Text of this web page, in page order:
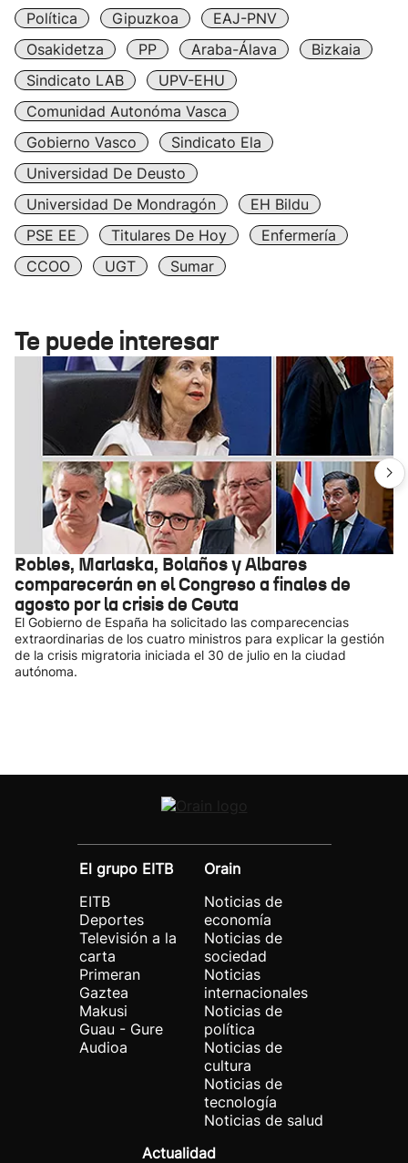
Política Gipuzkoa
EAJ-PNV
Osakidetza
PP Araba-Álava
Bizkaia
Sindicato LAB
UPV-EHU
Comunidad Autonóma Vasca
Gobierno Vasco
Sindicato Ela
Universidad De Deusto
Universidad De Mondragón
EH Bildu
PSE EE
Titulares De Hoy
Enfermería
CCOO
UGT Sumar
Te puede interesar
Robles, Marlaska, Bolaños y Albares
comparecerán en el Congreso a finales de
agosto por la crisis de Ceuta
El Gobierno de España ha solicitado las comparecencias
extraordinarias de los cuatro ministros para explicar la gestión
de la crisis migratoria iniciada el 30 de julio en la ciudad
autónoma.
El grupo EITB
EITB
Deportes
Televisión a la
carta
Primeran
Gaztea
Makusi
Guau - Gure
Audioa
Orain
Noticias de
economía
Noticias de
sociedad
Noticias
internacionales
Noticias de
política
Noticias de
cultura
Noticias de
tecnología
Noticias de salud
Actualidad